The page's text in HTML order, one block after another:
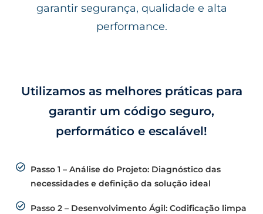
garantir segurança, qualidade e alta
performance.
Utilizamos as melhores práticas para
garantir um código seguro,
performático e escalável!
Passo 1 – Análise do Projeto: Diagnóstico das
necessidades e definição da solução ideal
Passo 2 – Desenvolvimento Ágil: Codificação limpa